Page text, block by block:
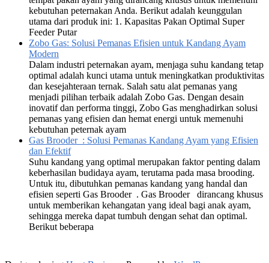
kebutuhan peternakan Anda. Berikut adalah keunggulan
utama dari produk ini: 1. Kapasitas Pakan Optimal Super
Feeder Putar
Zobo Gas: Solusi Pemanas Efisien untuk Kandang Ayam
Modern
Dalam industri peternakan ayam, menjaga suhu kandang tetap
optimal adalah kunci utama untuk meningkatkan produktivitas
dan kesejahteraan ternak. Salah satu alat pemanas yang
menjadi pilihan terbaik adalah Zobo Gas. Dengan desain
inovatif dan performa tinggi, Zobo Gas menghadirkan solusi
pemanas yang efisien dan hemat energi untuk memenuhi
kebutuhan peternak ayam
Gas Brooder : Solusi Pemanas Kandang Ayam yang Efisien
dan Efektif
Suhu kandang yang optimal merupakan faktor penting dalam
keberhasilan budidaya ayam, terutama pada masa brooding.
Untuk itu, dibutuhkan pemanas kandang yang handal dan
efisien seperti Gas Brooder . Gas Brooder dirancang khusus
untuk memberikan kehangatan yang ideal bagi anak ayam,
sehingga mereka dapat tumbuh dengan sehat dan optimal.
Berikut beberapa